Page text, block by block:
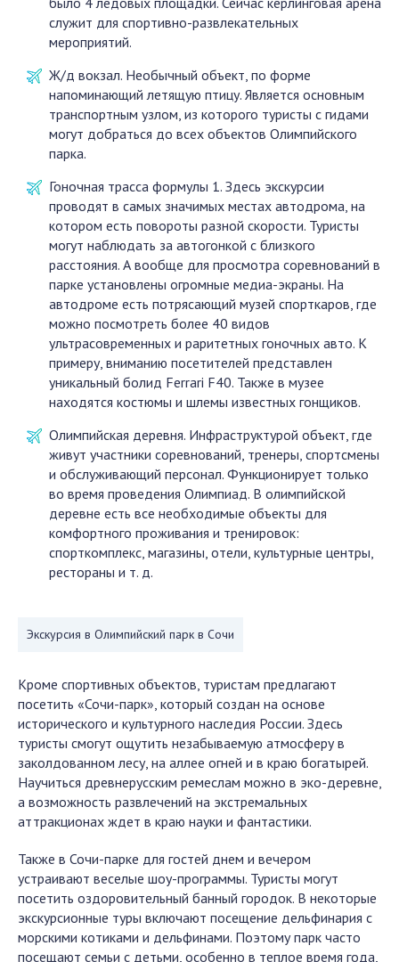
служит для спортивно-развлекательных
мероприятий.
Ж/д вокзал. Необычный объект, по форме
напоминающий летящую птицу. Является основным
транспортным узлом, из которого туристы с гидами
могут добраться до всех объектов Олимпийского
парка.
Гоночная трасса формулы 1. Здесь экскурсии
проводят в самых значимых местах автодрома, на
котором есть повороты разной скорости. Туристы
могут наблюдать за автогонкой с близкого
расстояния. А вообще для просмотра соревнований в
парке установлены огромные медиа-экраны. На
автодроме есть потрясающий музей спорткаров, где
можно посмотреть более 40 видов
ультрасовременных и раритетных гоночных авто. К
примеру, вниманию посетителей представлен
уникальный болид Ferrari F40. Также в музее
находятся костюмы и шлемы известных гонщиков.
Олимпийская деревня. Инфраструктурой объект, где
живут участники соревнований, тренеры, спортсмены
и обслуживающий персонал. Функционирует только
во время проведения Олимпиад. В олимпийской
деревне есть все необходимые объекты для
комфортного проживания и тренировок:
спорткомплекс, магазины, отели, культурные центры,
рестораны и т. д.
Экскурсия в Олимпийский парк в Сочи
Кроме спортивных объектов, туристам предлагают
посетить «Сочи-парк», который создан на основе
исторического и культурного наследия России. Здесь
туристы смогут ощутить незабываемую атмосферу в
заколдованном лесу, на аллее огней и в краю богатырей.
Научиться древнерусским ремеслам можно в эко-деревне,
а возможность развлечений на экстремальных
аттракционах ждет в краю науки и фантастики.
Также в Сочи-парке для гостей днем и вечером
устраивают веселые шоу-программы. Туристы могут
посетить оздоровительный банный городок. В некоторые
экскурсионные туры включают посещение дельфинария с
морскими котиками и дельфинами. Поэтому парк часто
посещают семьи с детьми, особенно в теплое время года,